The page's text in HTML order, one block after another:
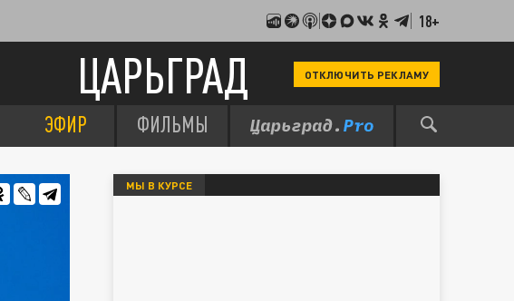
18+
ЦАРЬГРАД ОТКЛЮЧИТЬ РЕКЛАМУ
ЭФИР ФИЛЬМЫ
МЫ В КУРСЕ